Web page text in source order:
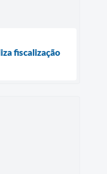
fiscalização